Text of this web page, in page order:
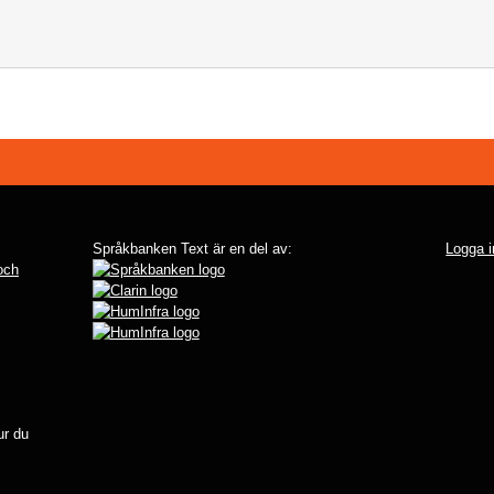
du
Språkbanken Text är en del av: Logga